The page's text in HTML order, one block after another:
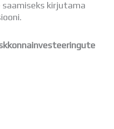
saamiseks kirjutama